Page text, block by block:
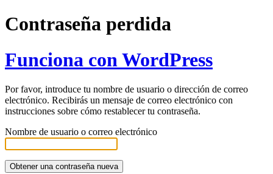
Contraseña perdida
Funciona con WordPress
Por favor, introduce tu nombre de usuario o dirección de correo
electrónico. Recibirás un mensaje de correo electrónico con
instrucciones sobre cómo restablecer tu contraseña.
Nombre de usuario o correo electrónico